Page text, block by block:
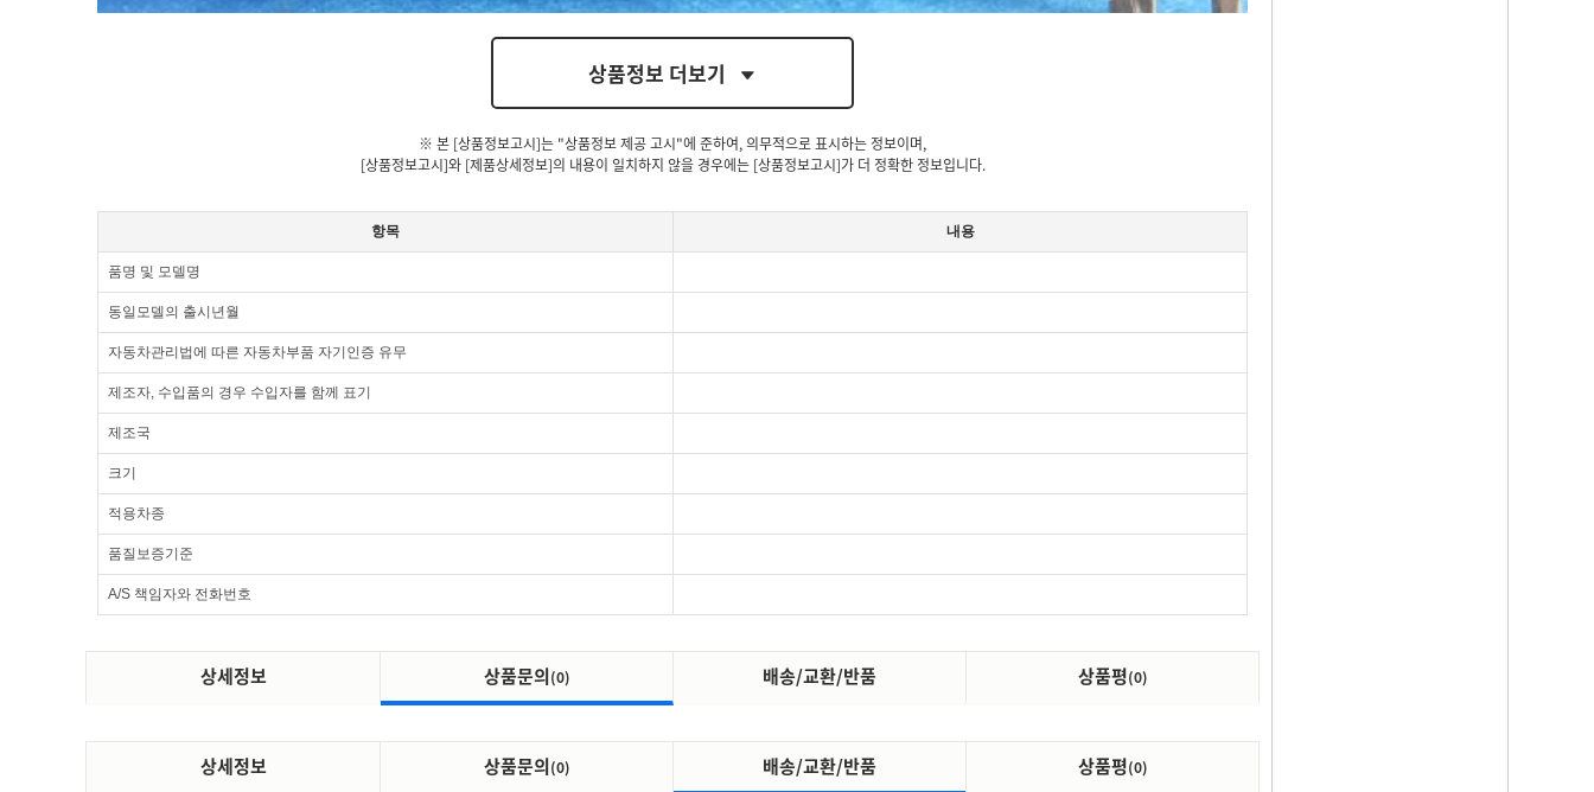
상품정보 더보기
※ 본 [상품정보고시]는 "상품정보 제공 고시"에 준하여, 의무적으로 표시하는 정보이며,
[상품정보고시]와 [제품상세정보]의 내용이 일치하지 않을 경우에는 [상품정보고시]가 더 정확한 정보입니다.
항목 내용
품명 및 모델명
동일모델의 출시년월
자동차관리법에 따른 자동차부품 자기인증 유무
제조자, 수입품의 경우 수입자를 함께 표기
제조국
크기
적용차종
품질보증기준
A/S 책임자와 전화번호
상세정보 상품문의(0) 배송/교환/반품 상품평(0)
상세정보 상품문의(0) 배송/교환/반품 상품평(0)